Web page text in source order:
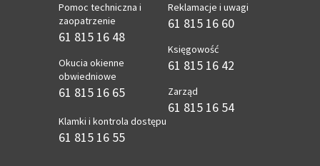
Pomoc techniczna i
zaopatrzenie
61 815 16 48
Okucia okienne
obwiedniowe
61 815 16 65
Klamki i kontrola dostępu
61 815 16 55
Reklamacje i uwagi
61 815 16 60
Księgowość
61 815 16 42
Zarząd
61 815 16 54